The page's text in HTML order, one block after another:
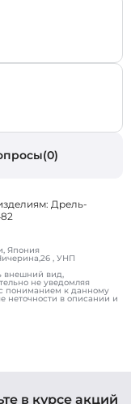
Дрель-
Япония
, УНП
внешний вид,
не уведомляя
пониманием к данному
неточности в описании и
в курсе акций